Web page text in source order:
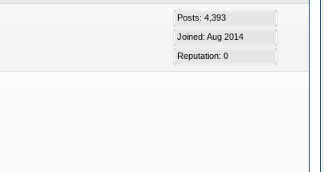
Posts: 4,393
Joined: Aug 2014
Reputation:0